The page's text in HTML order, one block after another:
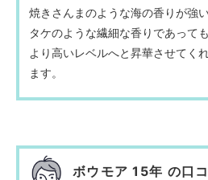
焼きさんまのような海の香りが強
タケのような繊細な香りであって
より高いレベルへと昇華させてく
ます。
ボウモア 15年 の口